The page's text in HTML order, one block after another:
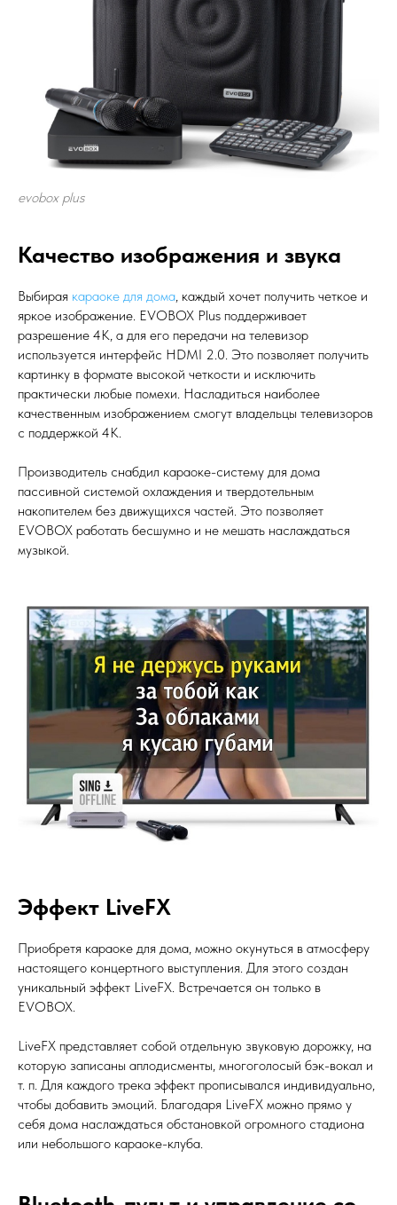
evobox plus
Качество изображения и звука
Выбирая караоке для дома , каждый хочет получить четкое и
яркое изображение. EVOBOX Plus поддерживает
разрешение 4K, а для его передачи на телевизор
используется интерфейс HDMI 2.0. Это позволяет получить
картинку в формате высокой четкости и исключить
практически любые помехи. Насладиться наиболее
качественным изображением смогут владельцы телевизоров
с поддержкой 4K.
Производитель снабдил караоке-систему для дома
пассивной системой охлаждения и твердотельным
накопителем без движущихся частей. Это позволяет
EVOBOX работать бесшумно и не мешать наслаждаться
музыкой.
Эффект LiveFX
Приобретя караоке для дома, можно окунуться в атмосферу
настоящего концертного выступления. Для этого создан
уникальный эффект LiveFX. Встречается он только в
EVOBOX.
LiveFX представляет собой отдельную звуковую дорожку, на
которую записаны аплодисменты, многоголосый бэк-вокал и
т. п. Для каждого трека эффект прописывался индивидуально,
чтобы добавить эмоций. Благодаря LiveFX можно прямо у
себя дома наслаждаться обстановкой огромного стадиона
или небольшого караоке-клуба.